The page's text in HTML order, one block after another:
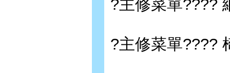
?主修菜單????
?主修菜單????